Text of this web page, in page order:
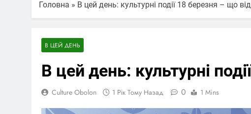
Головна » В цей день: культурні події 18 березня – що
В ЦЕЙ ДЕНЬ
В цей день: культурні
Culture Obolon 1 Рік Тому Назад 0 1 Mins